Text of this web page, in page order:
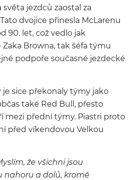
jezdců zaostal za
dvojice přinesla McLarenu
90. let, což vedlo jak
Browna, tak šéfa týmu
podpoře současné jezdecké
sice překonaly týmy jako
také Red Bull, přesto
mezi přední týmy. Piastri proto
před víkendovou Velkou
že všichni jsou
a dolů, kromě